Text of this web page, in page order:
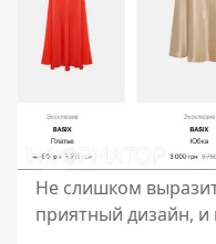
Не слишком
приятный дизайн, и